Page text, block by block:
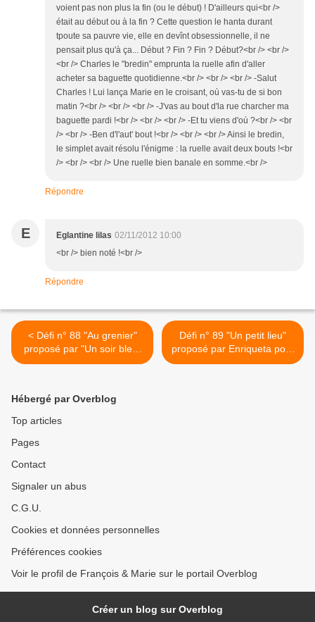
voient pas non plus la fin (ou le début) ! D'ailleurs qui<br />
était au début ou à la fin ? Cette question le hanta durant
tpoute sa pauvre vie, elle en devînt obsessionnelle, il ne
pensait plus qu'à ça... Début ? Fin ? Fin ? Début?<br /> <br />
<br /> Charles le "bredin" emprunta la ruelle afin d'aller
acheter sa baguette quotidienne.<br /> <br /> <br /> -Salut
Charles ! Lui lança Marie en le croisant, où vas-tu de si bon
matin ?<br /> <br /> <br /> -J'vas au bout d'la rue charcher ma
baguette pardi !<br /> <br /> <br /> -Et tu viens d'où ?<br /> <br
/> <br /> -Ben d'l'aut' bout !<br /> <br /> <br /> Ainsi le bredin,
le simplet avait résolu l'énigme : la ruelle avait deux bouts !<br
/> <br /> <br /> Une ruelle bien banale en somme.<br />
Répondre
E Eglantine lilas 02/11/2012 10:00
<br /> bien noté !<br />
Répondre
< Défi n° 88 "Au grenier"
proposé par "Un soir bleu"
pour Les Croqueurs de
Défi n° 89 "Un petit lieu"
proposé par Enriqueta pour
les Croqueurs de mots- >
Hébergé par Overblog
Top articles
Pages
Contact
Signaler un abus
C.G.U.
Cookies et données personnelles
Préférences cookies
Voir le profil de François & Marie sur le portail Overblog
Créer un blog sur Overblog